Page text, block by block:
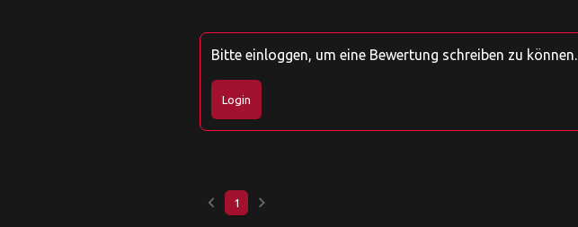
Bitte einloggen, um eine Bewertung schreiben zu können.
Login
keyboard_arrow_left 1 keyboard_arrow_right